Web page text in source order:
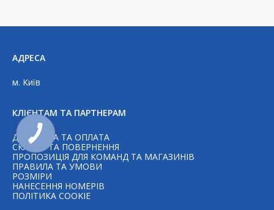
АДРЕСА
м. Київ
КЛІЄНТАМ ТА ПАРТНЕРАМ
ДОСТАВКА ТА ОПЛАТА
СКАРГИ ТА ПОВЕРНЕННЯ
ПРОПОЗИЦІЯ ДЛЯ КОМАНД ТА МАГАЗИНІВ
ПРАВИЛА ТА УМОВИ
РОЗМІРИ
НАНЕСЕННЯ НОМЕРІВ
ПОЛІТИКА COOKIE